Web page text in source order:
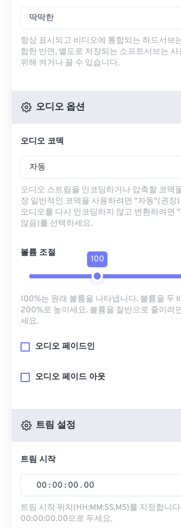
딱딱한
항상 표시되고 비디오에 통합되는 하드서브
합한 반면, 별도로 저장되는 소프트서브는
위해 켜거나 끌 수 있습니다.
오디오 옵션
오디오 코덱
자동
오디오 스트림을 인코딩하거나 압축할 코덱
장 일반적인 코덱을 사용하려면 "자동"(권장
오디오를 다시 인코딩하지 않고 변환하려면
않음)를 선택하세요.
볼륨 조절
100
100%는 원래 볼륨을 나타냅니다. 볼륨을 두
200%로 높이세요. 볼륨을 절반으로 줄이려
세요.
오디오 페이드인
오디오 페이드 아웃
트림 설정
트림 시작
00 : 00 : 00 . 00
트림 시작 위치(HH:MM:SS.MS)를 지정합니
00:00:00.00으로 두세요.